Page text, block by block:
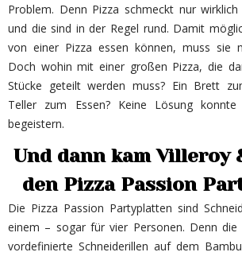
Problem. Denn Pizza schmeckt nur
und die sind in der Regel rund. Damit
von einer Pizza essen können, muss sie
Doch wohin mit einer großen Pizza, die
Stücke geteilt werden muss? Ein Brett
Teller zum Essen? Keine Lösung
begeistern.
Und dann kam Villeroy
den Pizza Passion
Die Pizza Passion Partyplatten sind
einem – sogar für vier Personen. Denn die
vordefinierte Schneiderillen auf dem